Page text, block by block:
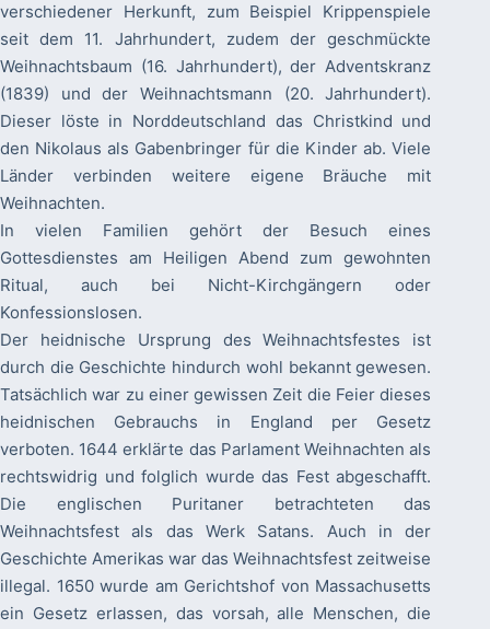
verschiedener Herkunft, zum Beispiel Krippenspiele
seit dem 11. Jahrhundert, zudem der geschmückte
Weihnachtsbaum (16. Jahrhundert), der Adventskranz
(1839) und der Weihnachtsmann (20. Jahrhundert).
Dieser löste in Norddeutschland das Christkind und
den Nikolaus als Gabenbringer für die Kinder ab. Viele
Länder verbinden weitere eigene Bräuche mit
Weihnachten.
In vielen Familien gehört der Besuch eines
Gottesdienstes am Heiligen Abend zum gewohnten
Ritual, auch bei Nicht-Kirchgängern oder
Konfessionslosen.
Der heidnische Ursprung des Weihnachtsfestes ist
durch die Geschichte hindurch wohl bekannt gewesen.
Tatsächlich war zu einer gewissen Zeit die Feier dieses
heidnischen Gebrauchs in England per Gesetz
verboten. 1644 erklärte das Parlament Weihnachten als
rechtswidrig und folglich wurde das Fest abgeschafft.
Die englischen Puritaner betrachteten das
Weihnachtsfest als das Werk Satans. Auch in der
Geschichte Amerikas war das Weihnachtsfest zeitweise
illegal. 1650 wurde am Gerichtshof von Massachusetts
ein Gesetz erlassen, das vorsah, alle Menschen, die